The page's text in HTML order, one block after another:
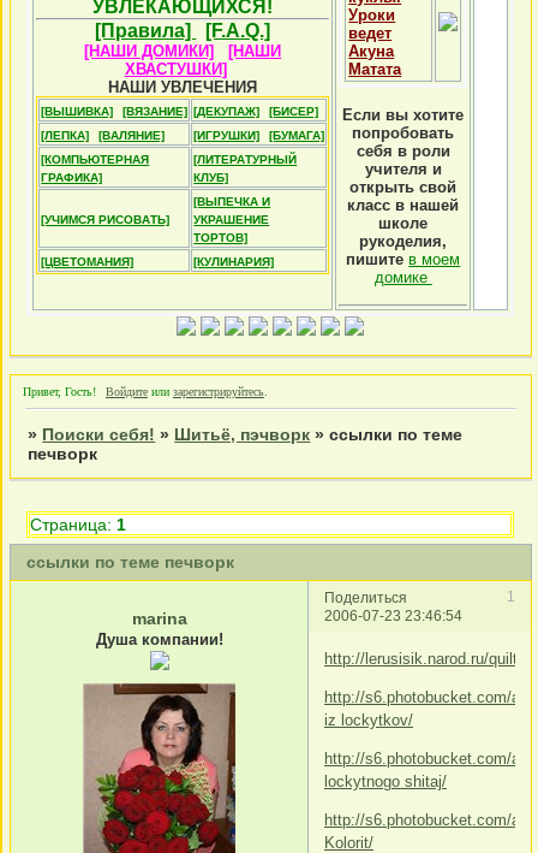
УВЛЕКАЮЩИХСЯ!
[Правила]
[F.A.Q.]
[НАШИ ДОМИКИ]
[НАШИ
ХВАСТУШКИ]
НАШИ УВЛЕЧЕНИЯ
[ВЫШИВКА] [ВЯЗАНИЕ] [ДЕКУПАЖ]
[БИСЕР]
[ЛЕПКА]
[ВАЛЯНИЕ] [ИГРУШКИ]
[БУМАГА]
[КОМПЬЮТЕРНАЯ
ГРАФИКА]
[ЛИТЕРАТУРНЫЙ
КЛУБ]
[УЧИМСЯ РИСОВАТЬ]
[ВЫПЕЧКА И
УКРАШЕНИЕ
ТОРТОВ]
[ЦВЕТОМАНИЯ]
[КУЛИНАРИЯ]
Уроки
ведет
Акуна
Матата
Если вы хотите
попробовать
себя в роли
учителя и
открыть свой
класс в нашей
школе
рукоделия,
пишите в моем
домике
Привет, Гость! Войдите или зарегистрируйтесь
» Поиски себя! » Шитьё, пэчворк »ссылки по теме
печворк
ссылки по теме печворк
Страница: 1
Поделиться
1
2006-07-23 23:46:54
marina
Душа компании!
http://lerusisik.narod.ru/
http://s6.photobucket.com/
iz lockytkov/
http://s6.photobucket.com/
lockytnogo shitaj/
http://s6.photobucket.com/
Kolorit/